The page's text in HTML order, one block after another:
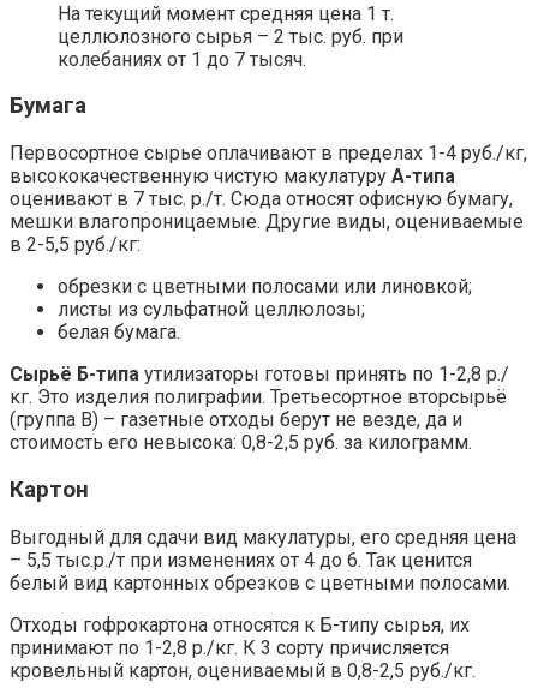
На текущий момент средняя цена 1 т.
целлюлозного сырья – 2 тыс. руб. при
колебаниях от 1 до 7 тысяч.
Бумага
Первосортное сырье оплачивают в пределах 1-4 руб./кг,
высококачественную чистую макулатуру А-типа
оценивают в 7 тыс. р./т. Сюда относят офисную бумагу,
мешки влагопроницаемые. Другие виды, оцениваемые
в 2-5,5 руб./кг:
обрезки с цветными полосами или линовкой;
листы из сульфатной целлюлозы;
белая бумага.
Сырьё Б-типа утилизаторы готовы принять по 1-2,8 р./
кг. Это изделия полиграфии. Третьесортное вторсырьё
(группа В) – газетные отходы берут не везде, да и
стоимость его невысока: 0,8-2,5 руб. за килограмм.
Картон
Выгодный для сдачи вид макулатуры, его средняя цена
– 5,5 тыс.р./т при изменениях от 4 до 6. Так ценится
белый вид картонных обрезков с цветными полосами.
Отходы гофрокартона относятся к Б-типу сырья, их
принимают по 1-2,8 р./кг. К 3 сорту причисляется
кровельный картон, оцениваемый в 0,8-2,5 руб./кг.